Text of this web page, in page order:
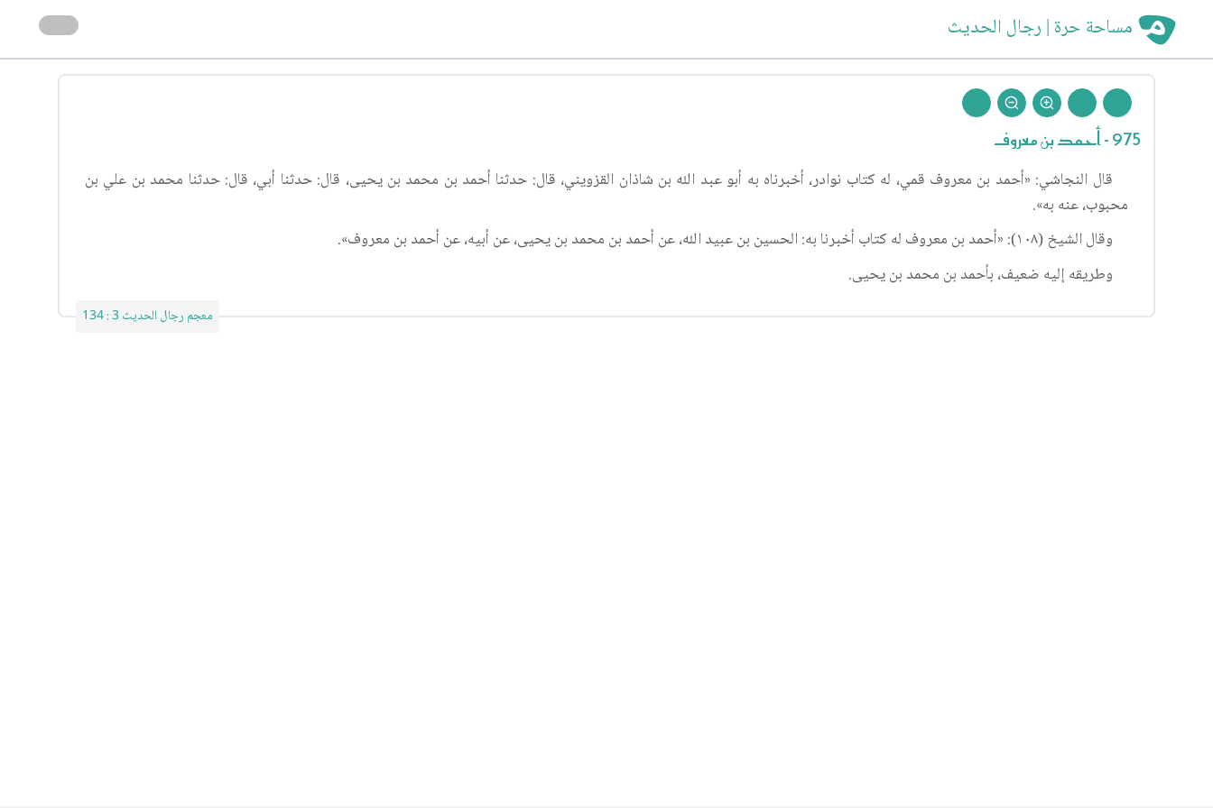
مساحة حرة | رجال الحديث
975 - أحمد بن معروف
قال النجاشي: «أحمد بن معروف قمي، له كتاب نوادر، أخبرناه به أبو عبد الله بن شاذان القزويني، قال: حدثنا أحمد بن محمد بن يحيى، قال: حدثنا أبي، قال: حدثنا محمد بن علي بن
محبوب، عنه به».
وقال الشيخ (١٠٨): «أحمد بن معروف له كتاب أخبرنا به: الحسين بن عبيد الله، عن أحمد بن محمد بن يحيى، عن أبيه، عن أحمد بن معروف».
وطريقه إليه ضعيف، بأحمد بن محمد بن يحيى.
معجم رجال الحديث 3 : 134